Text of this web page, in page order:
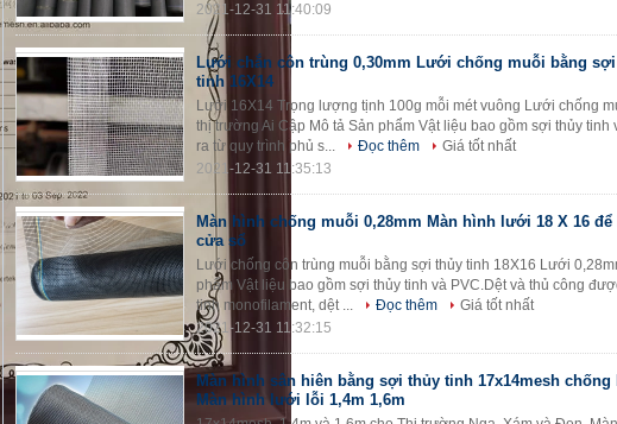
2021-12-31 11:40:09
Lưới chắn côn trùng 0,30mm Lưới chống muỗi bằng
tinh 16X14
Lưới 16X14 Trọng lượng tịnh 100g mỗi mét vuông Lưới chống
thị trường Ai Cập Mô tả Sản phẩm Vật liệu bao gồm sợi thủy tinh
ra từ quy trình phủ s...
Đọc thêm
Giá tốt nhất
2021-12-31 11:35:13
Màn hình chống muỗi 0,28mm Màn hình lưới 18 X 16 để
cửa sổ
Lưới chống côn trùng muỗi bằng sợi thủy tinh 18X16 Lưới
phẩm Vật liệu bao gồm sợi thủy tinh và PVC.Dệt và thủ công
tinh monofilament, dệt ...
Đọc thêm
Giá tốt nhất
2021-12-31 11:32:15
Màn hình sân hiên bằng sợi thủy tinh 17x14mesh chống
Màn hình lưới lỗi 1,4m 1,6m